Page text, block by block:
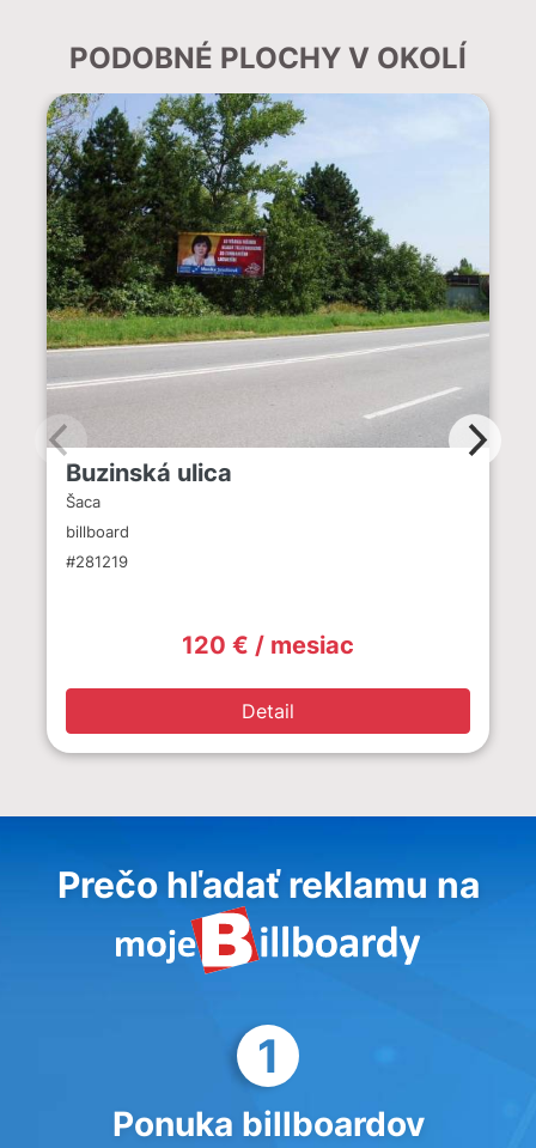
PODOBNÉ PLOCHY V OKOLÍ
Buzinská ulica
Šaca
billboard
#281219
120 € / mesiac
Detail
Prečo hľadať reklamu na
1
Ponuka billboardov